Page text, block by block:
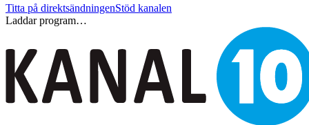
Titta på direktsändningenStöd kanalen
Laddar program…